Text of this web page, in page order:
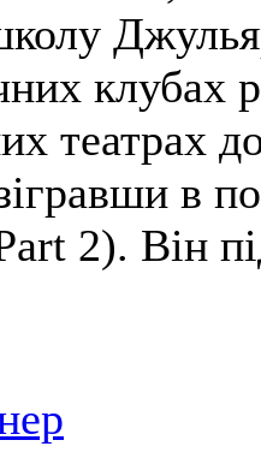
клубах
театрах
в
2). Він